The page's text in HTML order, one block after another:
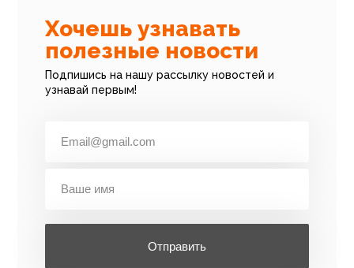
Хочешь узнавать
полезные новости
Подпишись на нашу рассылку новостей и
узнавай первым!
Отправить